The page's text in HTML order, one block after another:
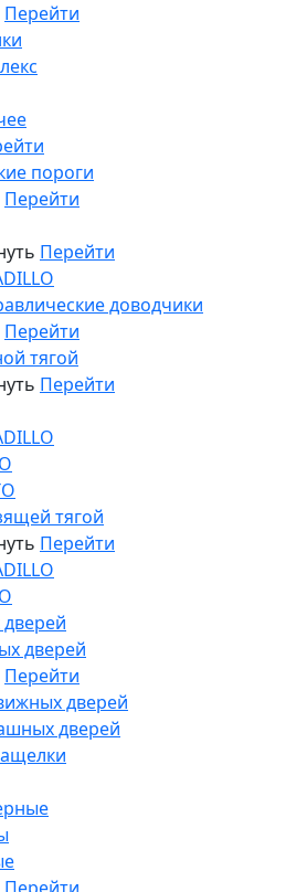
Перейти
пороги
Перейти
Перейти
доводчики
Перейти
тягой
Перейти
тягой
Перейти
дверей
Перейти
дверей
дверей